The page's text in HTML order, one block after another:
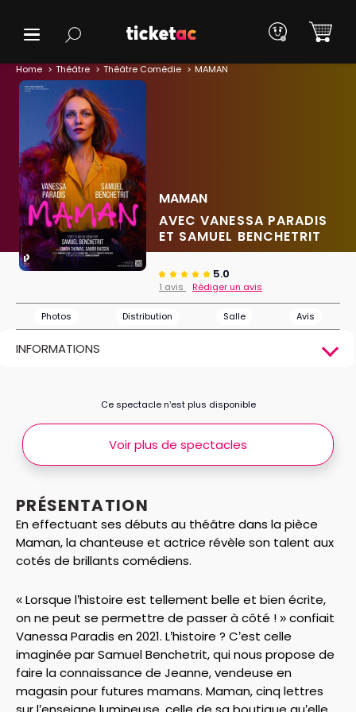
Home Théâtre Théâtre Comédie MAMAN
MAMAN
AVEC VANESSA PARADIS
ET SAMUEL BENCHETRIT
5.0
1 avis Rédiger un avis
Photos Distribution Salle Avis
INFORMATIONS
PRÉSENTATION
En effectuant ses débuts au théâtre dans la pièce
Maman, la chanteuse et actrice révèle son talent aux
cotés de brillants comédiens.
« Lorsque l’histoire est tellement belle et bien écrite,
on ne peut se permettre de passer à côté ! » confiait
Vanessa Paradis en 2021. L’histoire ? C’est celle
imaginée par Samuel Benchetrit, qui nous propose de
faire la connaissance de Jeanne, vendeuse en
magasin pour futures mamans. Maman, cinq lettres
Ce spectacle n’est plus disponible
Voir plus de spectacles